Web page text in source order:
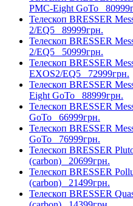
PMC-Eight GoTo
Телескоп BRESSER
2/EQ5 89999грн.
Телескоп BRESSER
2/EQ5 50999грн.
Телескоп BRESSER
EXOS2/EQ5 72999грн.
Телескоп BRESSER
Eight GoTo 88999грн.
Телескоп BRESSER
GoTo 66999грн.
Телескоп BRESSER
GoTo 76999грн.
Телескоп BRESSER
(carbon) 20699грн.
Телескоп BRESSER
(carbon) 21499грн.
Телескоп BRESSER